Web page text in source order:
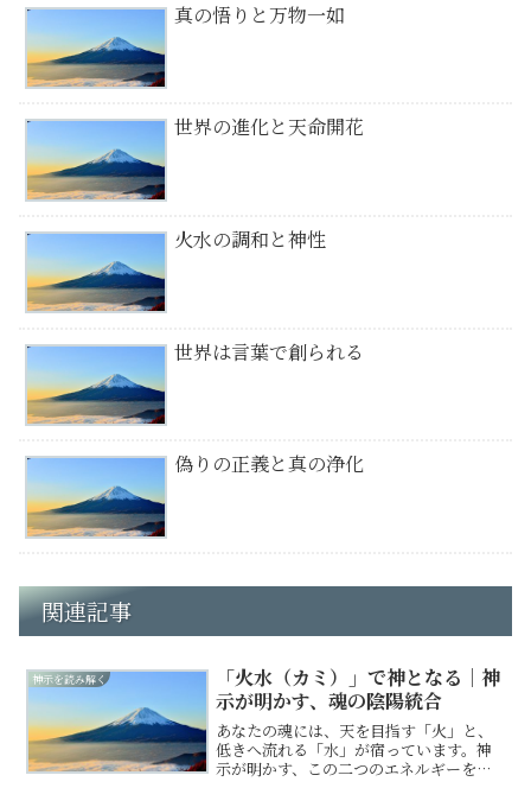
真の悟りと万物一如
世界の進化と天命開花
火水の調和と神性
世界は言葉で創られる
偽りの正義と真の浄化
関連記事
神示を読み解く
「火水（カミ）」で神となる｜神
示が明かす、魂の陰陽統合
あなたの魂には、天を目指す「火」と、
低きへ流れる「水」が宿っています。神
示が明かす、この二つのエネルギーを統